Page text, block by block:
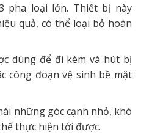
pha loại lớn. Thiết bị này
quả, có thể loại bỏ hoàn
dùng để đi kèm và hút bị
công đoạn vệ sinh bề mặt
những góc cạnh nhỏ, khó
thực hiện tới được.